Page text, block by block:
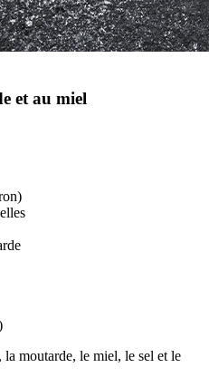
et au miel
la moutarde, le miel, le sel et le